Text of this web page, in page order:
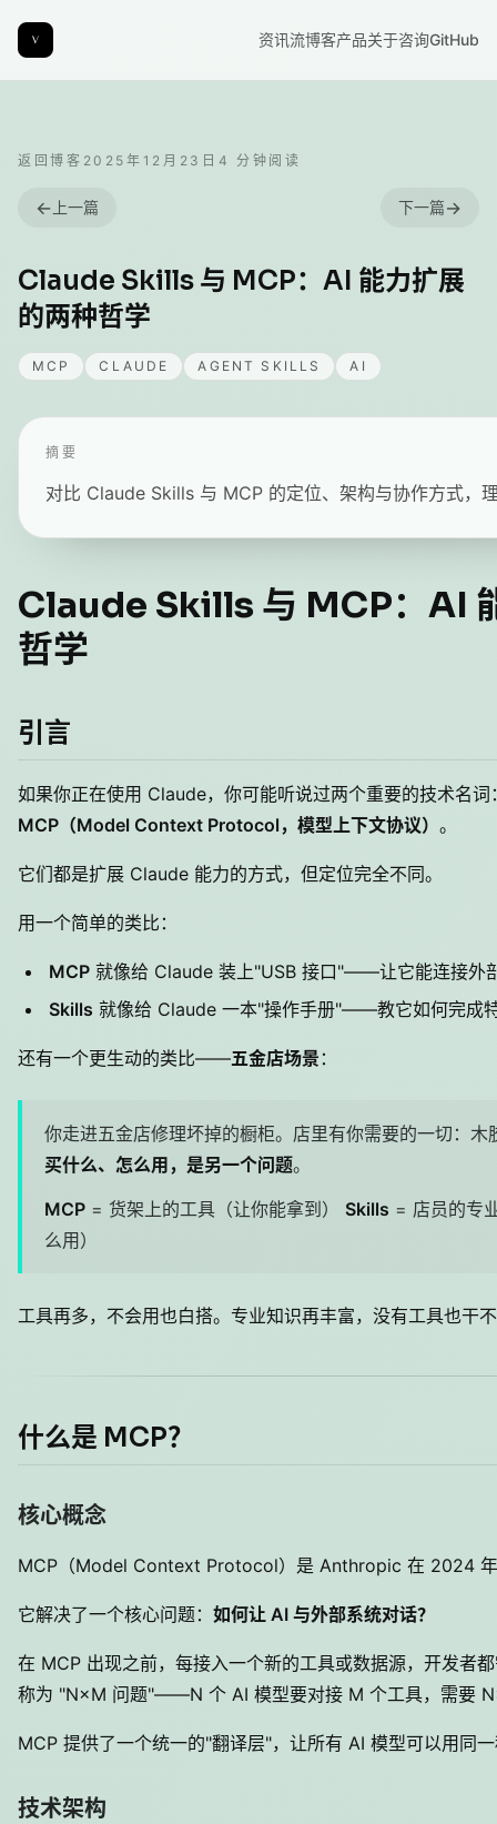
资讯流博客产品关于咨询GitHub
返回博客 2025年12月23日 4 分钟阅读
← 上一篇 下一篇→
Claude Skills 与 MCP：AI 能力扩展
的两种哲学
MCP CLAUDE AGENT SKILLS AI
摘要
对比 Claude Skills 与 MCP 的定位、架构与协作方式，
Claude Skills 与 MCP：AI
哲学
引言
如果你正在使用 Claude，你可能听说过两个重要的技术名词
MCP（Model Context Protocol，模型上下文协议） 。
它们都是扩展 Claude 能力的方式，但定位完全不同。
用一个简单的类比：
MCP 就像给 Claude 装上"USB 接口"——让它能连接外
Skills 就像给 Claude 一本"操作手册"——教它如何完成
还有一个更生动的类比——五金店场景 ：
你走进五金店修理坏掉的橱柜。店里有你需要的一切：木
买什么、怎么用，是另一个问题。
MCP = 货架上的工具（让你能拿到） Skills = 店员的专
么用）
工具再多，不会用也白搭。专业知识再丰富，没有工具也干
什么是 MCP？
核心概念
MCP（Model Context Protocol）是 Anthropic 在 2024 年
它解决了一个核心问题： 如何让 AI 与外部系统对话？
在 MCP 出现之前，每接入一个新的工具或数据源，开发者
称为 "N×M 问题"——N 个 AI 模型要对接 M 个工具，需要
MCP 提供了一个统一的"翻译层"，让所有 AI 模型可以用同
技术架构